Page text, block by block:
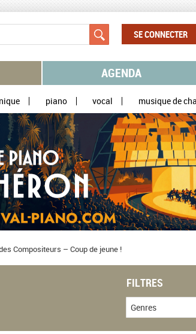
SE CONNECTER
AGENDA
piano vocal musique de
Compositeurs – Coup de jeune !
FILTRES
Genres